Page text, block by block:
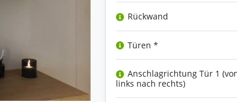
Rückwand
Türen *
Anschlagrichtung Tür 1
links nach rechts)